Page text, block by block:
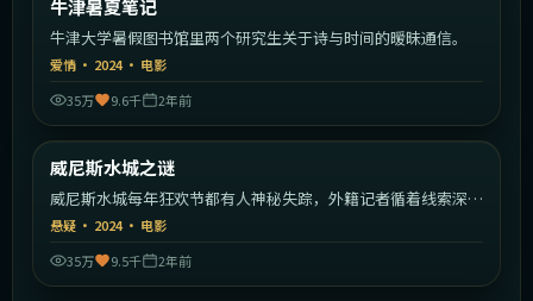
热门
牛津暑夏笔记
牛津大学暑假图书馆里两个研究生关于诗与时间的暧昧通信。
爱情 · 2024· 电影
35万
9.6千 2年前
热门
威尼斯水城之谜
威尼斯水城每年狂欢节都有人神秘失踪，外籍记者循着线索深入
运河。
悬疑 · 2024· 电影
35万
9.5千 2年前